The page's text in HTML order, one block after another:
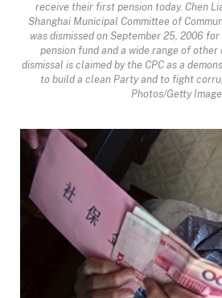
receive their first pension today. Chen
Shanghai Municipal Committee of
was dismissed on September 25, 2006
pension fund and a wide range of
dismissal is claimed by the CPC as a
to build a clean Party and to fight
Photos/Getty